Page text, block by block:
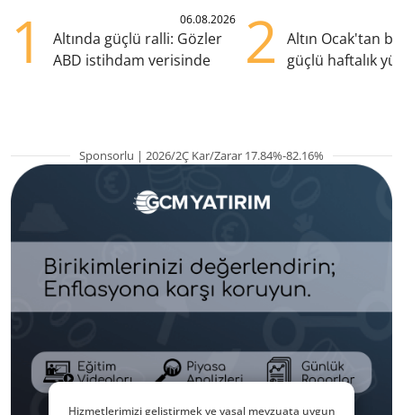
1 06.08.2026
Altında güçlü ralli: Gözler
ABD istihdam verisinde
2
Altın Ocak'tan
güçlü haftalık
Sponsorlu | 2026/2Ç Kar/Zarar 17.84%-82.16%
Hizmetlerimizi geliştirmek ve yasal mevzuata uygun